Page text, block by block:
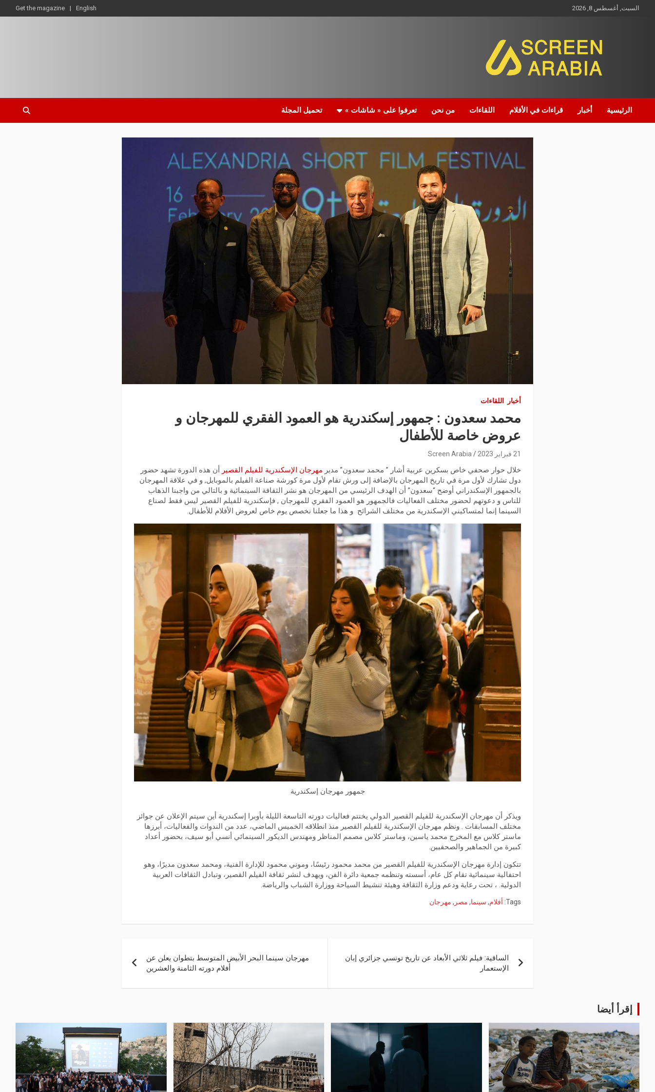
السبت, أغسطس 8, 2026 English
Get the magazine
Screen Arabia
الرئيسية أخبار قراءات في الأفلام اللقاءات من نحن تعرفوا على « شاشات » تحميل المجلة
أخبار اللقاءات
محمد سعدون : جمهور إسكندرية هو العمود الفقري للمهرجان و
عروض خاصة للأطفال
21 فبراير 2023 Screen Arabia
خلال حوار صحفي خاص بسكرين عربية أشار ” محمد سعدون” مدير مهرجان الإسكندرية للفيلم القصير أن هذه الدورة تشهد حضور
دول تشارك لأول مرة في تاريخ المهرجان بالإضافة إلى ورش تقام لأول مرة كورشة صناعة الفيلم بالموبايل, و في علاقة المهرجان
بالجمهور الإسكندراني أوضح “سعدون” أن الهدف الرئيسي من المهرجان هو نشر الثقافة السينمائية و بالتالي من واجبنا الذهاب
للناس و دعوتهم لحضور مختلف الفعاليات فالجمهور هو العمود الفقري للمهرجان , فإسكندرية للفيلم القصير ليس فقط لصناع
السينما إنما لمتساكيني الإسكندرية من مختلف الشرائح و هذا ما جعلنا نخصص يوم خاص لعروض الأفلام للأطفال.
جمهور مهرجان إسكندرية
ويذكر أن مهرجان الإسكندرية للفيلم القصير الدولي يختتم فعاليات دورته التاسعة الليلة بأوبرا إسكندرية أين سيتم الإعلان عن جوائز
مختلف المسابقات . ونظم مهرجان الإسكندرية للفيلم القصير منذ انطلاقه الخميس الماضي، عدد من الندوات والفعاليات، أبرزها
ماستر كلاس مع المخرج محمد ياسين، وماستر كلاس مصمم المناظر ومهندس الديكور السينمائي أنسي أبو سيف، بحضور أعداد
كبيرة من الجماهير والصحفيين.
تتكون إدارة مهرجان الإسكندرية للفيلم القصير من محمد محمود رئيسًا، وموني محمود للإدارة الفنية، ومحمد سعدون مديرًا، وهو
احتفالية سينمائية تقام كل عام، أسسته وتنظمه جمعية دائرة الفن، ويهدف لنشر ثقافة الفيلم القصير، وتبادل الثقافات العربية
الدولية. ، تحت رعاية ودعم وزارة الثقافة وهيئة تنشيط السياحة ووزارة الشباب والرياضة.
Tags: أفلام, سينما, مصر , مهرجان
الساقية: فيلم ثلاثي الأبعاد عن تاريخ تونسي جزائري إبان
الإستعمار
مهرجان سينما البحر الأبيض المتوسط بتطوان يعلن عن
أفلام دورته الثامنة والعشرين
إقرأ أيضا